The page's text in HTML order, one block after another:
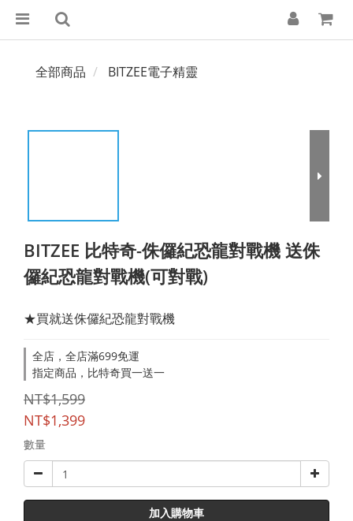
全部商品 BITZEE電子精靈
BITZEE 比特奇-侏儸紀恐龍對戰機 送侏
儸紀恐龍對戰機(可對戰)
★買就送侏儸紀恐龍對戰機
全店，全店滿699免運
指定商品，比特奇買一送一
NT$1,599
NT$1,399
數量
加入購物車